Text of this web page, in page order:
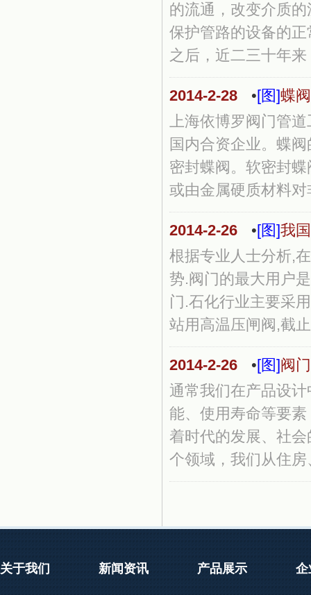
的流通，改变介质
保护管路的设备的
之后，近二三十年
2014-2-28 •[图]蝶
上海依博罗阀门管
国内合资企业。蝶
密封蝶阀。软密封
或由金属硬质材料
2014-2-26 •[图]我
根据专业人士分析,
势.阀门的最大用户
门.石化行业主要采
站用高温压闸阀,截
2014-2-26 •[图]阀
通常我们在产品设
能、使用寿命等要
着时代的发展、社
个领域，我们从住
关于我们 新闻资讯 产品展示 企